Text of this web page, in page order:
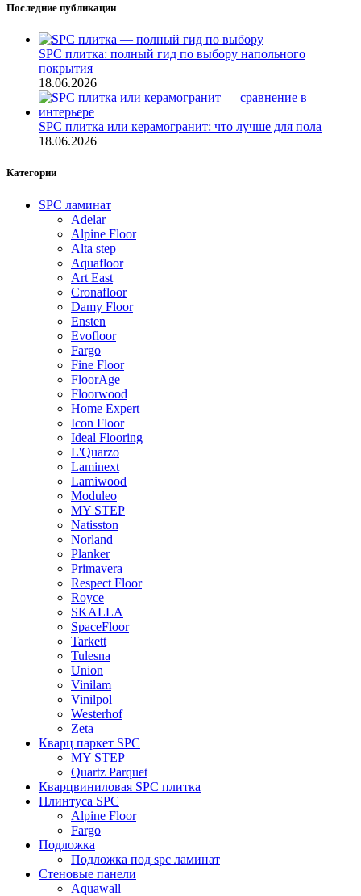
Последние публикации
SPC плитка: полный гид по выбору напольного
покрытия
18.06.2026
SPC плитка или керамогранит: что лучше для пола
18.06.2026
Категории
SPC ламинат
Adelar
Alpine Floor
Alta step
Aquafloor
Art East
Cronafloor
Damy Floor
Ensten
Evofloor
Fargo
Fine Floor
FloorAge
Floorwood
Home Expert
Icon Floor
Ideal Flooring
L'Quarzo
Laminext
Lamiwood
Moduleo
MY STEP
Natisston
Norland
Planker
Primavera
Respect Floor
Royce
SKALLA
SpaceFloor
Tarkett
Tulesna
Union
Vinilam
Vinilpol
Westerhof
Zeta
Кварц паркет SPC
MY STEP
Quartz Parquet
Кварцвиниловая SPC плитка
Плинтуса SPC
Alpine Floor
Fargo
Подложка
Подложка под spc ламинат
Стеновые панели
Aquawall